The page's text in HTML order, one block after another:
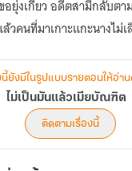
อยุ่งเกี่ยว อดีตสามีกลับต
วคนที่มาเกาะแกะนางไม่
นี้ยังมีในรูปแบบรายตอนให้อ่า
ไม่เป็นมันแล้วเมียบัณฑิต
ติดตามเรื่องนี้